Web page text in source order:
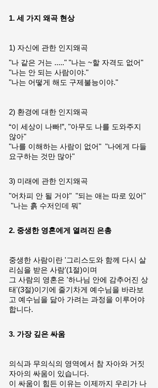
1. 세 가지 왜곡 현상
1) 자신에 관한 인지왜곡
"나 같은 거는 ....." "나는 ~할 자격도 없어"
"나는 안 되는 사람이야."
"나는 어떻게 해도 구제불능이야."
2) 환경에 대한 인지왜곡
“이 세상이 나빠!”, "아무도 나를 도와주지
않아"
"나를 이해하는 사람이 없어"  "나에게 다들
요구하는 것만 많아"
3) 미래에 관한 인지왜곡
"어차피 안 될 거야"  "되는 애는 따로 있어"
"나는 흙 수저인데 뭐"
2. 중생한 영혼에게 열려진 은총
중생한 사람이란 '그리스도와 함께 다시 살
리심을 받은 사람'(1절)이며
그 사람의 영혼은 '하나님 안에 감추어진 상
태'(3절)이기에 줄기차게 예수님을 바라보
고 예수님을 닮아 가려는 과정을 이루어야
합니다.
3. 가장 깊은 싸움
의식과 무의식의 영역에서 참 자아와 거짓
자아의 싸움이 있습니다.
이 싸움이 힘든 이유는 이제까지 우리가 나